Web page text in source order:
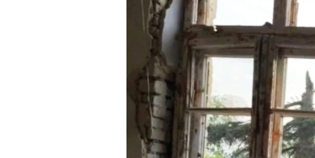
УКРАЇНСЬКА ПРОБЛЕМА КРИМУ